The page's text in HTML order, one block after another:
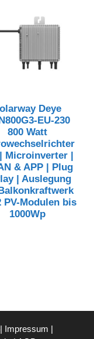
Deye
EU-230
800 Watt
Microinverter |
& APP | Plug
| Auslegung
PV-Modulen bis
1000Wp
Impressum |